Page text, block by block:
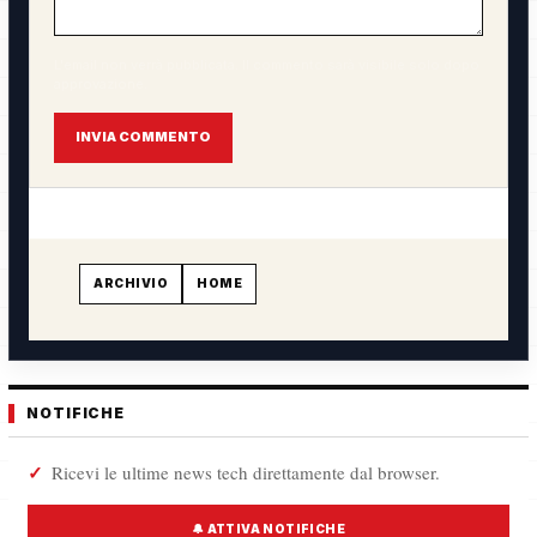
INVIA COMMENTO
ARCHIVIO HOME
NOTIFICHE
Ricevi le ultime news tech direttamente dal browser.
🔔 ATTIVA NOTIFICHE